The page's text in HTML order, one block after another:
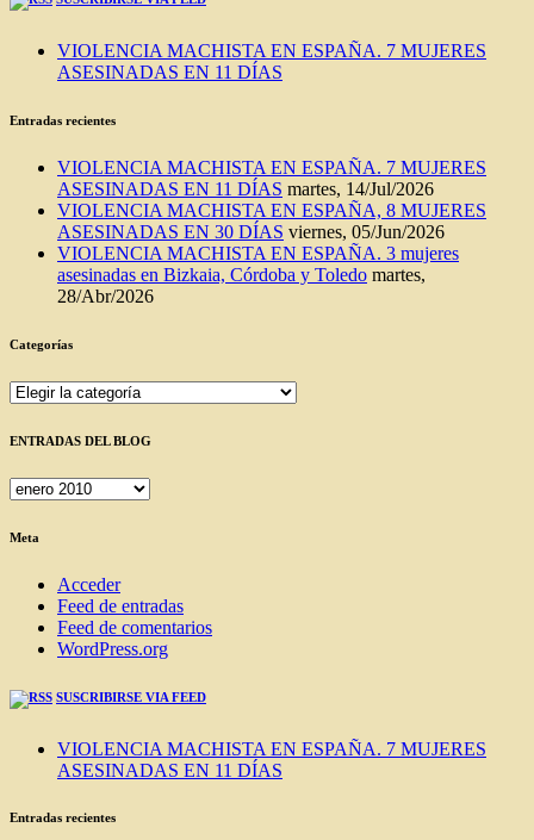
VIOLENCIA MACHISTA EN ESPAÑA. 7 MUJERES
ASESINADAS EN 11 DÍAS
Entradas recientes
VIOLENCIA MACHISTA EN ESPAÑA. 7 MUJERES
ASESINADAS EN 11 DÍAS martes, 14/Jul/2026
VIOLENCIA MACHISTA EN ESPAÑA, 8 MUJERES
ASESINADAS EN 30 DÍAS viernes, 05/Jun/2026
VIOLENCIA MACHISTA EN ESPAÑA. 3 mujeres
asesinadas en Bizkaia, Córdoba y Toledo martes,
28/Abr/2026
Categorías
Categorías
ENTRADAS DEL BLOG
ENTRADAS
BLOG
Meta
Acceder
Feed de entradas
Feed de comentarios
WordPress.org
SUSCRIBIRSE VIA FEED
VIOLENCIA MACHISTA EN ESPAÑA. 7 MUJERES
ASESINADAS EN 11 DÍAS
Entradas recientes